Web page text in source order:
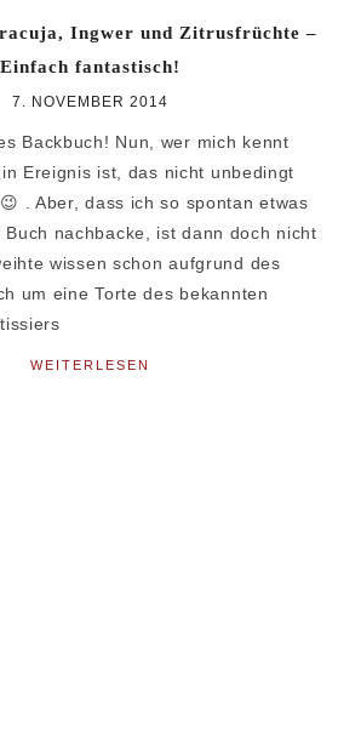
Ingwer und Zitrusfrüchte –
Einfach fantastisch!
7. NOVEMBER 2014
Backbuch! Nun, wer mich kennt
Ereignis ist, das nicht unbedingt
. Aber, dass ich so spontan etwas
nachbacke, ist dann doch nicht
wissen schon aufgrund des
um eine Torte des bekannten
WEITERLESEN